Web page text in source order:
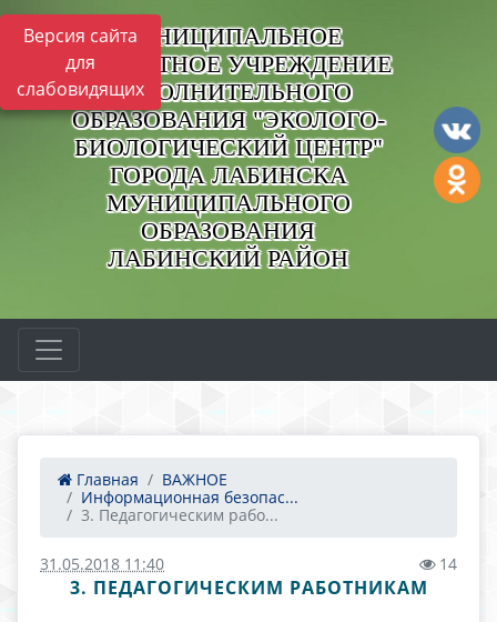
Версия сайта
для
слабовидящих
МУНИЦИПАЛЬНОЕ
БЮДЖЕТНОЕ УЧРЕЖДЕНИЕ
ДОПОЛНИТЕЛЬНОГО
ОБРАЗОВАНИЯ "ЭКОЛОГО-
БИОЛОГИЧЕСКИЙ ЦЕНТР"
ГОРОДА ЛАБИНСКА
МУНИЦИПАЛЬНОГО
ОБРАЗОВАНИЯ
ЛАБИНСКИЙ РАЙОН
Главная
ВАЖНОЕ
Информационная безопас...
3. Педагогическим рабо...
31.05.2018 11:40 14
3. ПЕДАГОГИЧЕСКИМ РАБОТНИКАМ